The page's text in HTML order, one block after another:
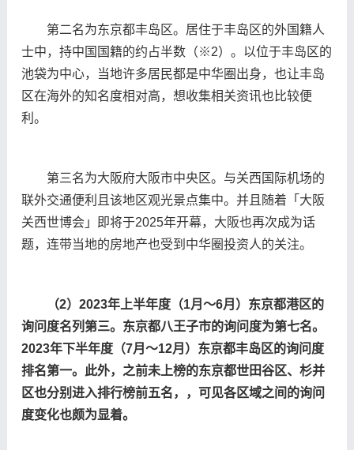
第二名为东京都丰岛区。居住于丰岛区的外国籍人
士中，持中国国籍的约占半数（※2）。以位于丰岛区的
池袋为中心，当地许多居民都是中华圈出身，也让丰岛
区在海外的知名度相对高，想收集相关资讯也比较便
利。
第三名为大阪府大阪市中央区。与关西国际机场的
联外交通便利且该地区观光景点集中。并且随着「大阪
关西世博会」即将于2025年开幕，大阪也再次成为话
题，连带当地的房地产也受到中华圈投资人的关注。
（2）2023年上半年度（1月〜6月） 东京都港区的
询问 度名列第三。 东京都八王子市的询问 度为第七名。
2023年下半年度（7月〜12月） 东京都丰岛区的询问 度
排名第一。此外，之前未上榜的东京都世田谷区、杉并
区也分别 进入排行榜前五名，， 可见各区域之间 的询问
度变化也颇为显着。